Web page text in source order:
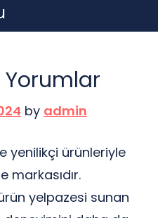
by admin
yenilikçi ürünleriyle
markasıdır.
yelpazesi sunan